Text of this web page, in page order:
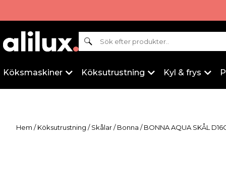
Sök
Köksmaskiner Köksutrustning Kyl & frys
Hem /Köksutrustning /Skålar/Bonna / BONNA AQUA SKÅL